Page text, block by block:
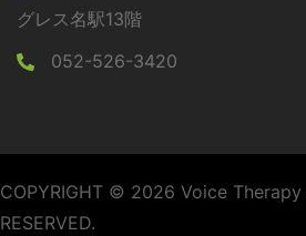
グレス名駅13階
052-526-3420
COPYRIGHT © 2026 Voice Therapy
RESERVED.